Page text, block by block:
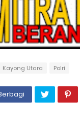
Kayong Utara Polri